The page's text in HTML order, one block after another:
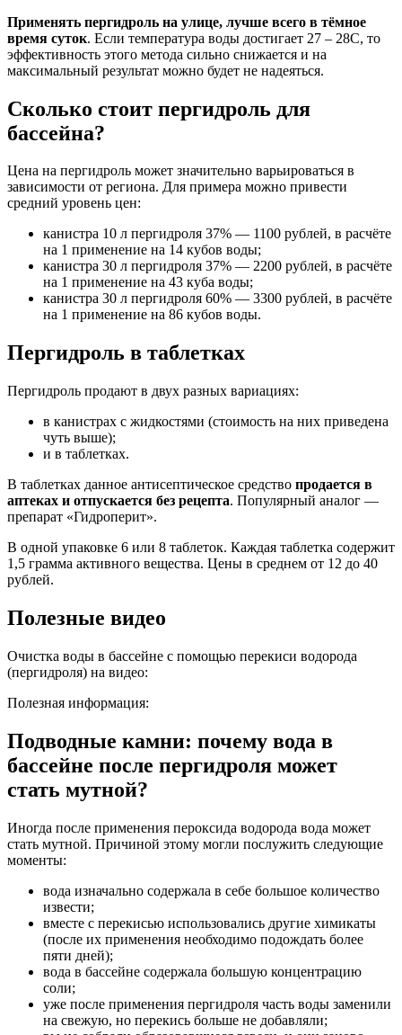
Применять пергидроль на улице, лучше всего в тёмное
время суток. Если температура воды достигает 27 – 28С, то
эффективность этого метода сильно снижается и на
максимальный результат можно будет не надеяться.
Сколько стоит пергидроль для
бассейна?
Цена на пергидроль может значительно варьироваться в
зависимости от региона. Для примера можно привести
средний уровень цен:
канистра 10 л пергидроля 37% — 1100 рублей, в расчёте
на 1 применение на 14 кубов воды;
канистра 30 л пергидроля 37% — 2200 рублей, в расчёте
на 1 применение на 43 куба воды;
канистра 30 л пергидроля 60% — 3300 рублей, в расчёте
на 1 применение на 86 кубов воды.
Пергидроль в таблетках
Пергидроль продают в двух разных вариациях:
в канистрах с жидкостями (стоимость на них приведена
чуть выше);
и в таблетках.
В таблетках данное антисептическое средство продается в
аптеках и отпускается без рецепта. Популярный аналог —
препарат «Гидроперит».
В одной упаковке 6 или 8 таблеток. Каждая таблетка содержит
1,5 грамма активного вещества. Цены в среднем от 12 до 40
рублей.
Полезные видео
Очистка воды в бассейне с помощью перекиси водорода
(пергидроля) на видео:
Полезная информация:
Подводные камни: почему вода в
бассейне после пергидроля может
стать мутной?
Иногда после применения пероксида водорода вода может
стать мутной. Причиной этому могли послужить следующие
моменты:
вода изначально содержала в себе большое количество
извести;
вместе с перекисью использовались другие химикаты
(после их применения необходимо подождать более
пяти дней);
вода в бассейне содержала большую концентрацию
соли;
уже после применения пергидроля часть воды заменили
на свежую, но перекись больше не добавляли;